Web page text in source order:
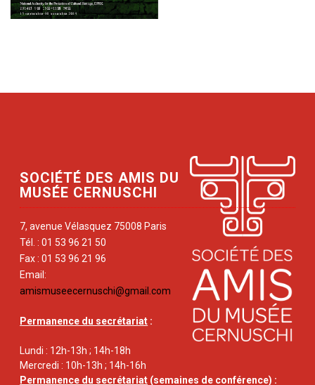
SOCIÉTÉ DES AMIS DU
MUSÉE CERNUSCHI
7, avenue Vélasquez 75008 Paris
Tél. : 01 53 96 21 50
Fax : 01 53 96 21 96
Email:
amismuseecernuschi@gmail.com
Permanence du secrétariat :
Lundi : 12h-13h ; 14h-18h
Mercredi : 10h-13h ; 14h-16h
Permanence du secrétariat (semaines de conférence) :